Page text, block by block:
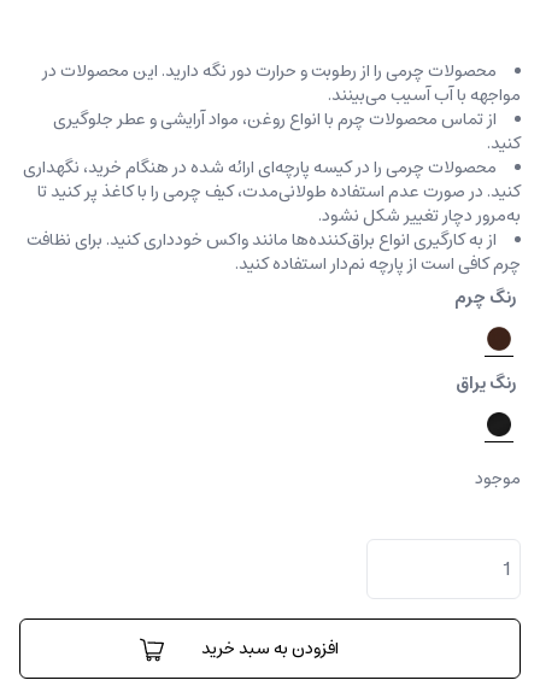
محصولات چرمی را از رطوبت و حرارت دور نگه دارید. این محصولات در
مواجهه با آب آسیب می‌بینند.
از تماس محصولات چرم با انواع روغن‌، مواد آرایشی و عطر جلوگیری
کنید.
محصولات چرمی را در کیسه‌ پارچه‌ای ارائه شده در هنگام خرید، ‌نگهداری
کنید. در صورت عدم استفاده طولانی‌مدت، کیف‌ چرمی را با کاغذ پر کنید تا
به‌مرور دچار تغییر شکل نشود.
از به کارگیری انواع براق‌کننده‌ها مانند واکس خودداری کنید. برای نظافت
چرم کافی است از پارچه‌ نم‌دار استفاده کنید.
رنگ چرم
رنگ یراق
موجود
کیف
دیپلمات
اسلیم
لاین
جی
افزودن به سبد خرید